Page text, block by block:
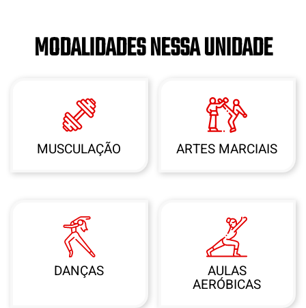
MODALIDADES NESSA UNIDADE
MUSCULAÇÃO ARTES MARCIAIS
DANÇAS AULAS
AERÓBICAS